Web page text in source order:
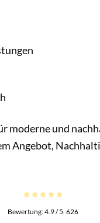
moderne und
Angebot,
Bewertung:4.9/ 5. 626